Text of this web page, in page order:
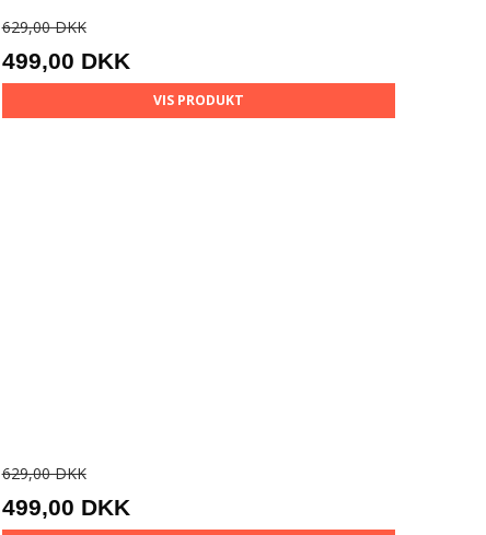
629,00 DKK
499,00 DKK
VIS PRODUKT
629,00 DKK
499,00 DKK